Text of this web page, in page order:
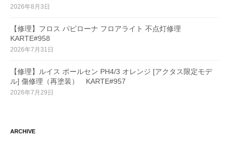
2026年8月3日
【修理】フロス パピローナ フロアライト 不点灯修理
KARTE#958
2026年7月31日
【修理】ルイス ポールセン PH4/3 オレンジ [アクタス限定モデ
ル] 傷修理（再塗装） KARTE#957
2026年7月29日
ARCHIVE